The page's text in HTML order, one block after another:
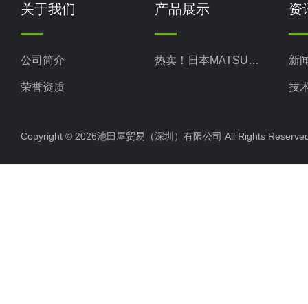
关于我们
公司简介
荣誉资质
产品展示
热卖！日本MATSUO松尾
资
新
技
Copyright © 2026池田屋贸易（深圳）有限公司 All Rights